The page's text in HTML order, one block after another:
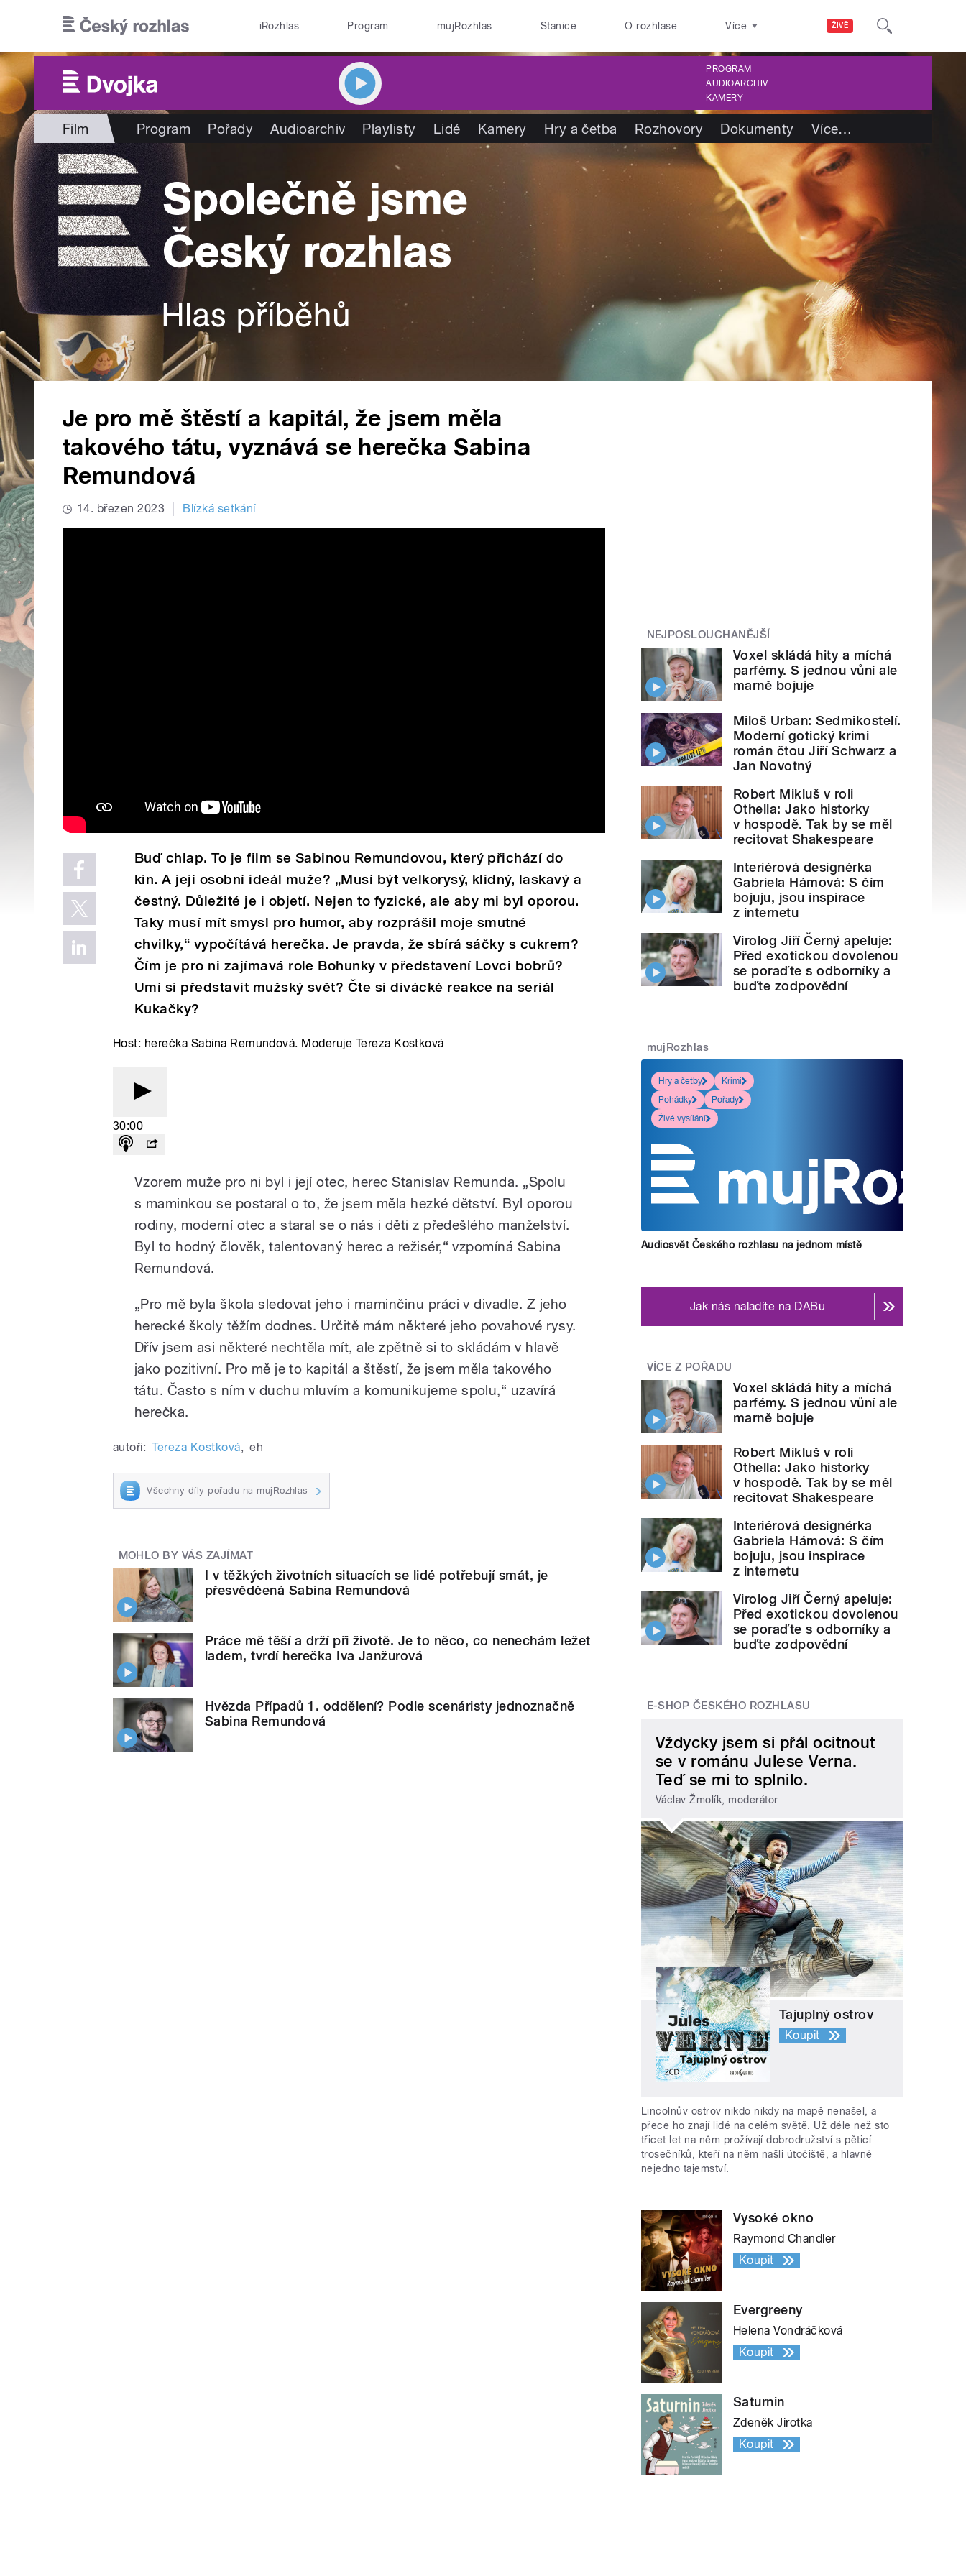
ŽIVĚ
iRozhlas Program mujRozhlas Stanice O rozhlase Více
PROGRAM
AUDIOARCHIV
KAMERY
Film Program Pořady Audioarchiv Playlisty Lidé Kamery Hry a četba Rozhovory Dokumenty Více…
Je pro mě štěstí a kapitál, že jsem měla
takového tátu, vyznává se herečka Sabina
Remundová
14. březen 2023 Blízká setkání
Buď chlap. To je film se Sabinou Remundovou, který přichází do
kin. A její osobní ideál muže? „Musí být velkorysý, klidný, laskavý a
čestný. Důležité je i objetí. Nejen to fyzické, ale aby mi byl oporou.
Taky musí mít smysl pro humor, aby rozprášil moje smutné
chvilky,“ vypočítává herečka. Je pravda, že sbírá sáčky s cukrem?
Čím je pro ni zajímavá role Bohunky v představení Lovci bobrů?
Umí si představit mužský svět? Čte si divácké reakce na seriál
Kukačky?
Host: herečka Sabina Remundová. Moderuje Tereza Kostková
30:00
Vzorem muže pro ni byl i její otec, herec Stanislav Remunda. „Spolu
s maminkou se postaral o to, že jsem měla hezké dětství. Byl oporou
rodiny, moderní otec a staral se o nás i děti z předešlého manželství.
Byl to hodný člověk, talentovaný herec a režisér,“ vzpomíná Sabina
Remundová.
„Pro mě byla škola sledovat jeho i maminčinu práci v divadle. Z jeho
herecké školy těžím dodnes. Určitě mám některé jeho povahové rysy.
Dřív jsem asi některé nechtěla mít, ale zpětně si to skládám v hlavě
jako pozitivní. Pro mě je to kapitál a štěstí, že jsem měla takového
tátu. Často s ním v duchu mluvím a komunikujeme spolu,“ uzavírá
herečka.
autoři: Tereza Kostková, eh
Všechny díly pořadu na mujRozhlas
MOHLO BY VÁS ZAJÍMAT
I v těžkých životních situacích se lidé potřebují smát, je
přesvědčená Sabina Remundová
Práce mě těší a drží při životě. Je to něco, co nenechám ležet
ladem, tvrdí herečka Iva Janžurová
Hvězda Případů 1. oddělení? Podle scenáristy jednoznačně
Sabina Remundová
NEJPOSLOUCHANĚJŠÍ
Voxel skládá hity a míchá
parfémy. S jednou vůní ale
marně bojuje
Miloš Urban: Sedmikostelí.
Moderní gotický krimi
román čtou Jiří Schwarz a
Jan Novotný
Robert Mikluš v roli
Othella: Jako historky
v hospodě. Tak by se měl
recitovat Shakespeare
Interiérová designérka
Gabriela Hámová: S čím
bojuju, jsou inspirace
z internetu
Virolog Jiří Černý apeluje:
Před exotickou dovolenou
se poraďte s odborníky a
buďte zodpovědní
mujRozhlas
Hry a četby
Krimi
Pohádky
Pořady
Živé vysílání
Audiosvět Českého rozhlasu na jednom místě
Jak nás naladíte na DABu
VÍCE Z POŘADU
Voxel skládá hity a míchá
parfémy. S jednou vůní ale
marně bojuje
Robert Mikluš v roli
Othella: Jako historky
v hospodě. Tak by se měl
recitovat Shakespeare
Interiérová designérka
Gabriela Hámová: S čím
bojuju, jsou inspirace
z internetu
Virolog Jiří Černý apeluje:
Před exotickou dovolenou
se poraďte s odborníky a
buďte zodpovědní
E-SHOP ČESKÉHO ROZHLASU
Vždycky jsem si přál ocitnout
se v románu Julese Verna.
Teď se mi to splnilo.
Václav Žmolík, moderátor
Tajuplný ostrov
Koupit
Lincolnův ostrov nikdo nikdy na mapě nenašel, a
přece ho znají lidé na celém světě. Už déle než sto
třicet let na něm prožívají dobrodružství s pěticí
trosečníků, kteří na něm našli útočiště, a hlavně
nejedno tajemství.
Vysoké okno
Raymond Chandler
Koupit
Evergreeny
Helena Vondráčková
Koupit
Saturnin
Zdeněk Jirotka
Koupit